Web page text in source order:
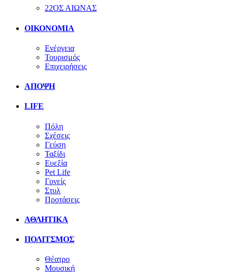
22ΟΣ ΑΙΩΝΑΣ
ΟΙΚΟΝΟΜΙΑ
Ενέργεια
Τουρισμός
Επιχειρήσεις
ΑΠΟΨΗ
LIFE
Πόλη
Σχέσεις
Γεύση
Ταξίδι
Ευεξία
Pet Life
Γονείς
Στυλ
Προτάσεις
ΑΘΛΗΤΙΚΑ
ΠΟΛΙΤΣΜΟΣ
Θέατρο
Μουσική